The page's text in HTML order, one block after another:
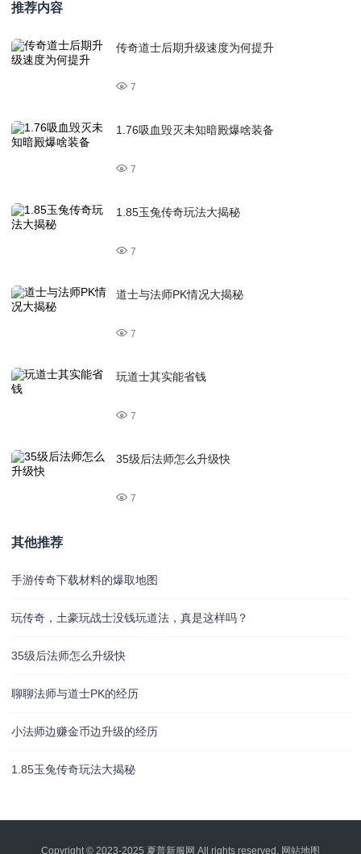
推荐内容
传奇道士后期升级速度为何提升
7
1.76吸血毁灭未知暗殿爆啥装备
7
1.85玉兔传奇玩法大揭秘
7
道士与法师PK情况大揭秘
7
玩道士其实能省钱
7
35级后法师怎么升级快
7
其他推荐
手游传奇下载材料的爆取地图
玩传奇，土豪玩战士没钱玩道法，真是这样吗？
35级后法师怎么升级快
聊聊法师与道士PK的经历
小法师边赚金币边升级的经历
1.85玉兔传奇玩法大揭秘
Copyright © 2023-2025 夏普新服网 All rights reserved. 网站地图